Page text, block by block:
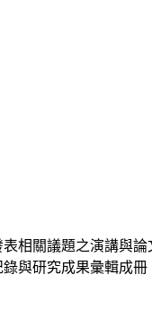
關議題之演講與
與研究成果彙輯成